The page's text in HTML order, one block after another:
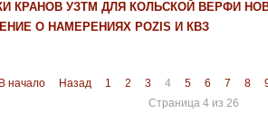
КРАНОВ УЗТМ ДЛЯ КОЛЬСКОЙ ВЕРФИ
О НАМЕРЕНИЯХ POZIS И КВЗ
начало Назад 1 2 3 4 5 6 7 8
Страница 4 из 26